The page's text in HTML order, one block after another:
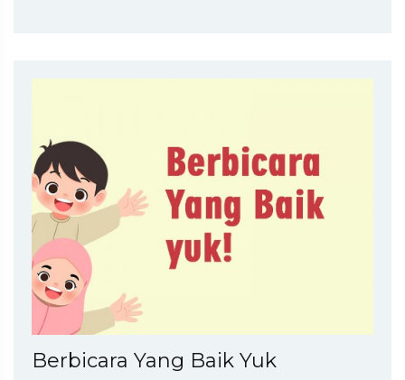
Berbicara Yang Baik Yuk